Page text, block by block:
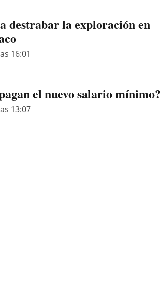
destrabar la exploración en
16:01
el nuevo salario mínimo?
13:07